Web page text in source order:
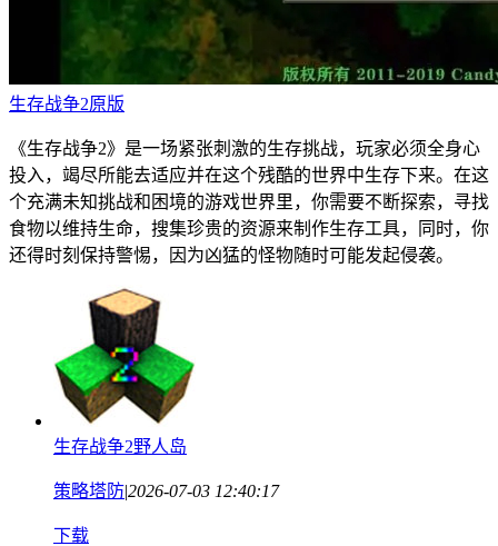
生存战争2原版
《生存战争2》是一场紧张刺激的生存挑战，玩家必须全身心
投入，竭尽所能去适应并在这个残酷的世界中生存下来。在这
个充满未知挑战和困境的游戏世界里，你需要不断探索，寻找
食物以维持生命，搜集珍贵的资源来制作生存工具，同时，你
还得时刻保持警惕，因为凶猛的怪物随时可能发起侵袭。
生存战争2野人岛
策略塔防|2026-07-03 12:40:17
下载